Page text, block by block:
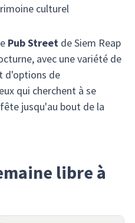
culturel
Pub Streetde Siem Reap
avec une variété de
d'options de
qui cherchent à se
jusqu'au bout de la
libre à